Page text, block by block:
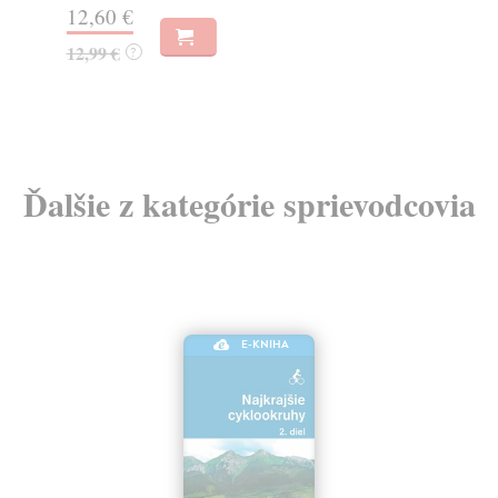
8,54 €
8,99 € ?
Ďalšie z kategórie sprievodcovia
E-KNIHA